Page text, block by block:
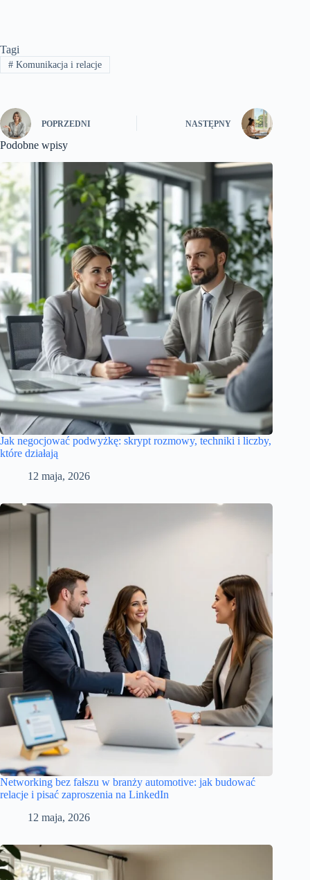
Tagi
#Komunikacja i relacje
POPRZEDNI NASTĘPNY
Podobne wpisy
Jak negocjować podwyżkę: skrypt rozmowy, techniki i liczby,
które działają
12 maja, 2026
Networking bez fałszu w branży automotive: jak budować
relacje i pisać zaproszenia na LinkedIn
12 maja, 2026